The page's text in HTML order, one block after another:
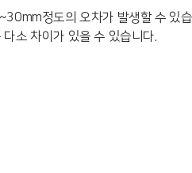
정도의 오차가 발생할 수 있
소 차이가 있을 수 있습니다.